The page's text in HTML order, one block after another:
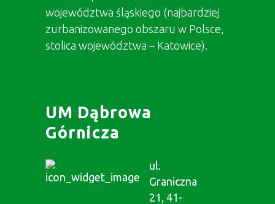
województwa śląskiego (najbardziej
zurbanizowanego obszaru w Polsce,
stolica województwa – Katowice).
UM Dąbrowa
Górnicza
ul.
Graniczna
21, 41-